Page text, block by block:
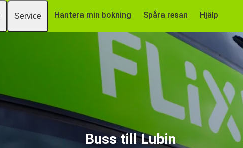
Service Hantera min bokning Spåra resan Hjälp
Buss till Lubin